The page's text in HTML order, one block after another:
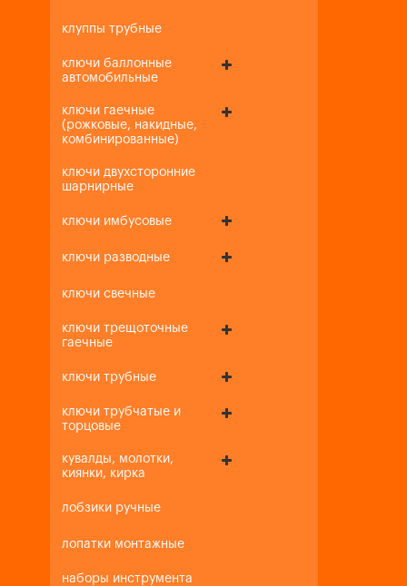
клуппы трубные
ключи баллонные
автомобильные
ключи гаечные
(рожковые, накидные,
комбинированные)
ключи двухсторонние
шарнирные
ключи имбусовые
ключи разводные
ключи свечные
ключи трещоточные
гаечные
ключи трубные
ключи трубчатые и
торцовые
кувалды, молотки,
киянки, кирка
лобзики ручные
лопатки монтажные
наборы инструмента